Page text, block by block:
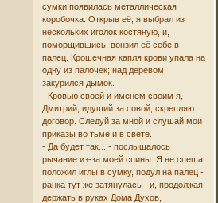
сумки появилась металлическая
коробочка. Открыв её, я выбрал из
нескольких иголок костяную, и,
поморщившись, вонзил её себе в
палец. Крошечная капля крови упала на
одну из палочек; над деревом
закурился дымок.
- Кровью своей и именем своим я,
Дмитрий, идущий за совой, скрепляю
договор. Следуй за мной и слушай мои
приказы во тьме и в свете.
- Да будет так... - послышалось
рычание из-за моей спины. Я не спеша
положил иглы в сумку, подул на палец -
ранка тут же затянулась - и, продолжая
держать в руках Дома Духов,